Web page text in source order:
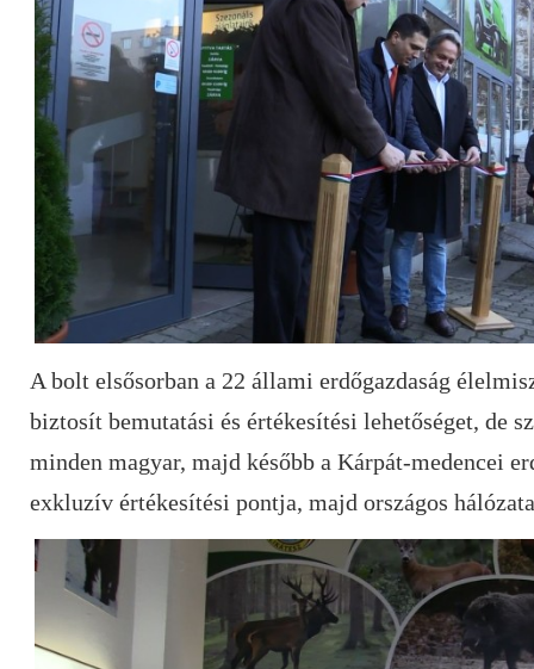
A bolt elsősorban a 22 állami erdőgazdaság
biztosít bemutatási és értékesítési lehetőséget, de
minden magyar, majd később a Kárpát-medencei
exkluzív értékesítési pontja, majd országos